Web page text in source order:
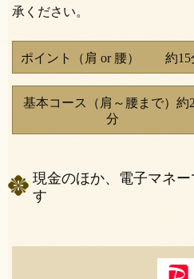
承ください。
ポイント（肩 or 腰） 約15
基本コース（肩～腰まで）約
分
現金のほか、電子マネ
す